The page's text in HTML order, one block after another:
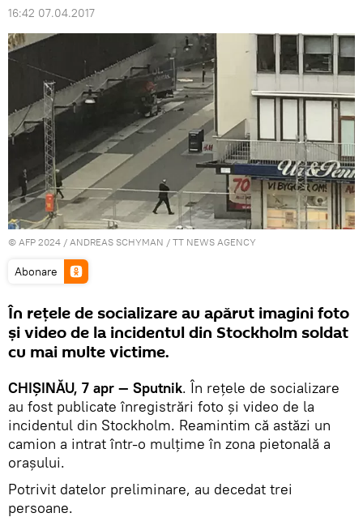
16:42 07.04.2017
© AFP 2024 / ANDREAS SCHYMAN / TT NEWS AGENCY
Abonare
În rețele de socializare au apărut imagini foto
și video de la incidentul din Stockholm soldat
cu mai multe victime.
CHIȘINĂU, 7 apr — Sputnik. În rețele de socializare
au fost publicate înregistrări foto și video de la
incidentul din Stockholm. Reamintim că astăzi un
camion a intrat într-o mulțime în zona pietonală a
orașului.
Potrivit datelor preliminare, au decedat trei
persoane.